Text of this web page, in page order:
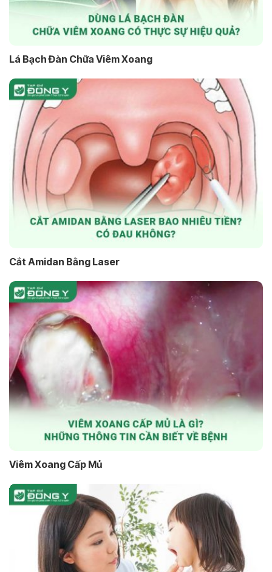
Lá Bạch Đàn Chữa Viêm Xoang
Cắt Amidan Bằng Laser
Viêm Xoang Cấp Mủ